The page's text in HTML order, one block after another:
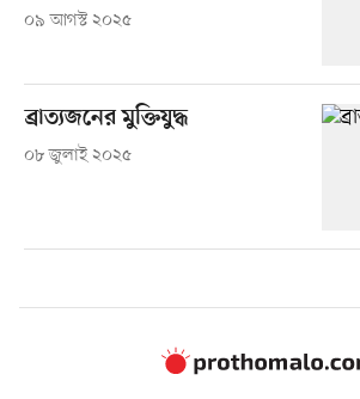
০৯ আগস্ট ২০২৫
ব্রাত্যজনের মুক্তিযুদ্ধ
০৮ জুলাই ২০২৫